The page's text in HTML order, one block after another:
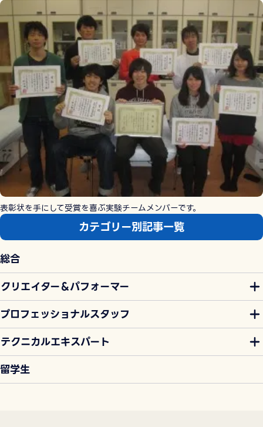
表彰状を手にして受賞を喜ぶ実験チームメンバーです。
カテゴリー別記事一覧
総合
クリエイター＆パフォーマー
プロフェッショナルスタッフ
テクニカルエキスパート
留学生